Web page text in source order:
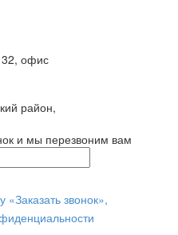
офис
район,
и мы перезвоним вам
«Заказать звонок»,